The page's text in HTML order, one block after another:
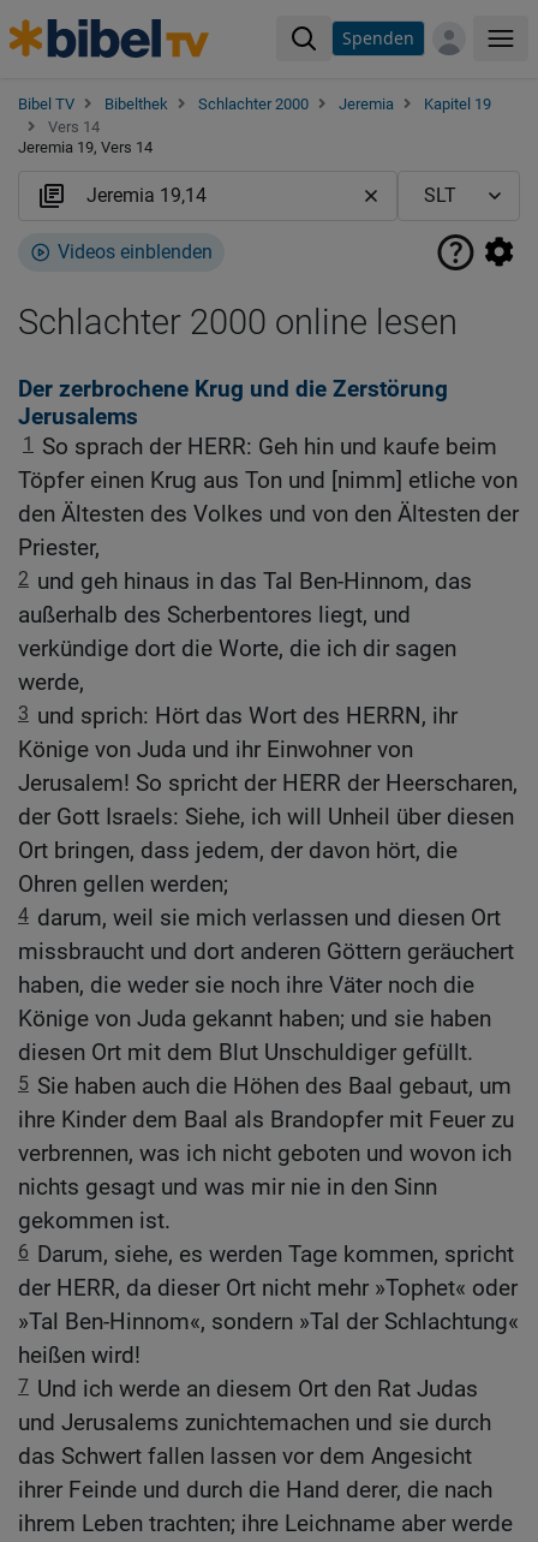
Spenden
Bibel TV Bibelthek Schlachter 2000 Jeremia
Kapitel 19
Vers 14
Jeremia 19, Vers 14
Videos einblenden
Schlachter 2000 online lesen
Der zerbrochene Krug und die Zerstörung
Jerusalems
1
So sprach der HERR: Geh hin und kaufe beim
Töpfer einen Krug aus Ton und [nimm] etliche von
den Ältesten des Volkes und von den Ältesten der
Priester,
2 und geh hinaus in das Tal Ben-Hinnom, das
außerhalb des Scherbentores liegt, und
verkündige dort die Worte, die ich dir sagen
werde,
3 und sprich: Hört das Wort des HERRN, ihr
Könige von Juda und ihr Einwohner von
Jerusalem! So spricht der HERR der Heerscharen,
der Gott Israels: Siehe, ich will Unheil über diesen
Ort bringen, dass jedem, der davon hört, die
Ohren gellen werden;
4 darum, weil sie mich verlassen und diesen Ort
missbraucht und dort anderen Göttern geräuchert
haben, die weder sie noch ihre Väter noch die
Könige von Juda gekannt haben; und sie haben
diesen Ort mit dem Blut Unschuldiger gefüllt.
5 Sie haben auch die Höhen des Baal gebaut, um
ihre Kinder dem Baal als Brandopfer mit Feuer zu
verbrennen, was ich nicht geboten und wovon ich
nichts gesagt und was mir nie in den Sinn
gekommen ist.
6 Darum, siehe, es werden Tage kommen, spricht
der HERR, da dieser Ort nicht mehr »Tophet« oder
»Tal Ben-Hinnom«, sondern »Tal der Schlachtung«
heißen wird!
7 Und ich werde an diesem Ort den Rat Judas
und Jerusalems zunichtemachen und sie durch
das Schwert fallen lassen vor dem Angesicht
ihrer Feinde und durch die Hand derer, die nach
ihrem Leben trachten; ihre Leichname aber werde